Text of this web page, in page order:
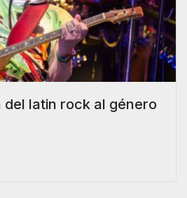
del latin rock al género